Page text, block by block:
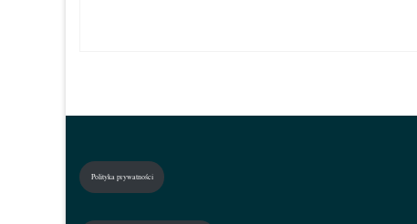
Polityka prywatności